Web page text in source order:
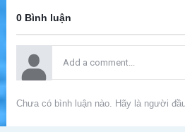
0 Bình luận
Chưa có bình luận nào. Hãy là người